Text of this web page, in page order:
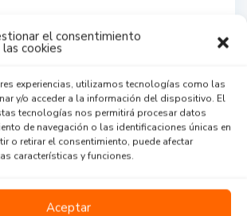
el consentimiento
cookies
experiencias, utilizamos tecnologías como las
y/o acceder a la información del dispositivo. El
tecnologías nos permitirá procesar datos
de navegación o las identificaciones únicas en
o retirar el consentimiento, puede afectar
características y funciones.
Aceptar